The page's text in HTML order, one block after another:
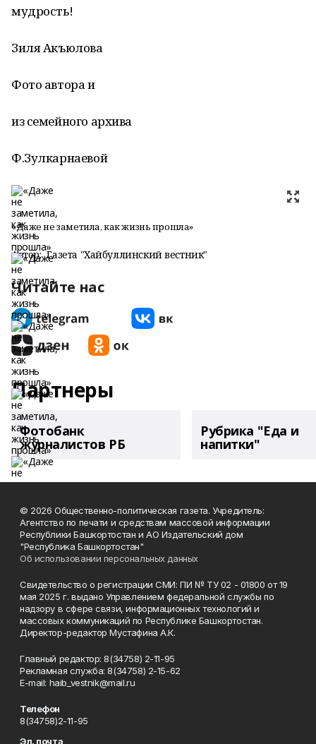
мудрость!
Зиля Акъюлова
Фото автора и
из семейного архива
Ф.Зулкарнаевой
«Даже не заметила, как жизнь прошла»
Автор: Газета "Хайбуллинский вестник"
Читайте нас
Партнеры
Фотобанк
журналистов РБ
Рубрика "Еда и
напитки"
© 2026 Общественно-политическая газета. Учредитель:
Агентство по печати и средствам массовой информации
Республики Башкортостан и АО Издательский дом
"Республика Башкортостан"
Об использовании персональных данных
Свидетельство о регистрации СМИ: ПИ № ТУ 02 - 01800 от 19
мая 2025 г. выдано Управлением федеральной службы по
надзору в сфере связи, информационных технологий и
массовых коммуникаций по Республике Башкортостан.
Директор-редактор Мустафина А.К.
Главный редактор: 8(34758) 2-11-95
Рекламная служба: 8(34758) 2-15-62
Е-mаil: haib_vestnik@mail.ru
Телефон
8(34758)2-11-95
Эл. почта